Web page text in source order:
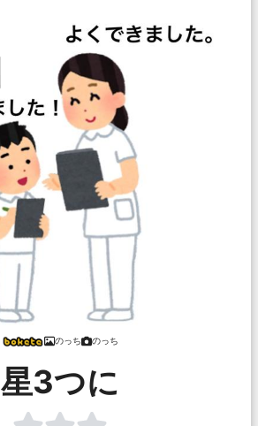
のっち のっち
星3つに